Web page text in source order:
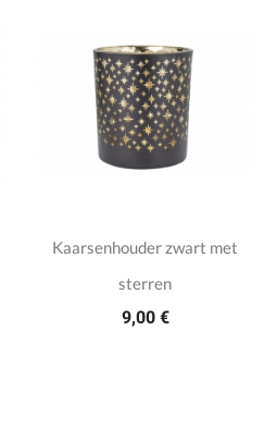
Kaarsenhouder zwart met
sterren
9,00 €